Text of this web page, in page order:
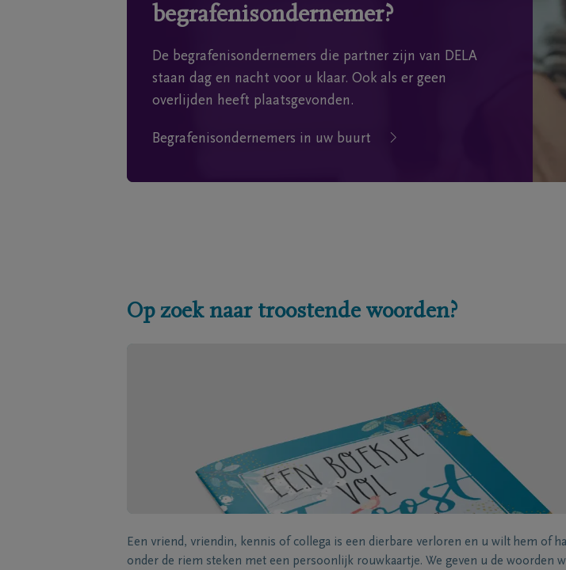
begrafenisondernemer?
De begrafenisondernemers die partner zijn van DELA
staan dag en nacht voor u klaar. Ook als er geen
overlijden heeft plaatsgevonden.
Begrafenisondernemers in uw buurt
Op zoek naar troostende woorden?
Een vriend, vriendin, kennis of collega is een dierbare verloren en u wilt hem of
onder de riem steken met een persoonlijk rouwkaartje. We geven u de woorden